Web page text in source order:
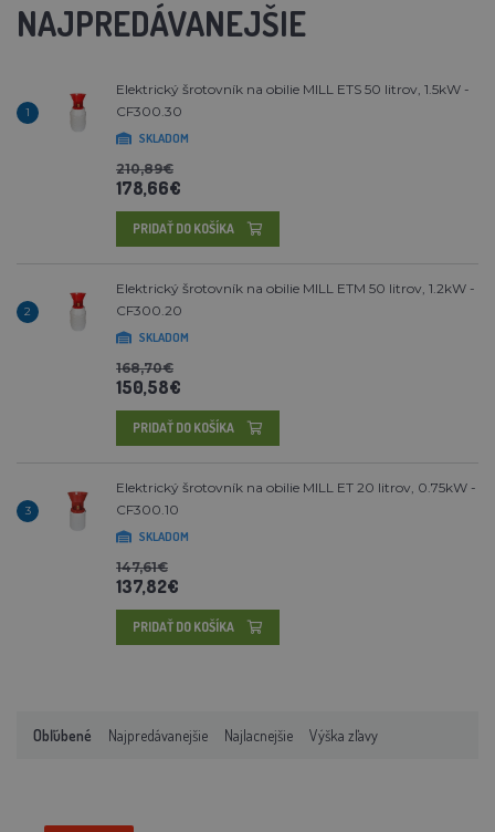
NAJPREDÁVANEJŠIE
1
Elektrický šrotovník na obilie MILL ETS 50 litrov, 1.5kW -
CF300.30
SKLADOM
210,89€
178,66€
PRIDAŤ DO KOŠÍKA
2
Elektrický šrotovník na obilie MILL ETM 50 litrov, 1.2kW -
CF300.20
SKLADOM
168,70€
150,58€
PRIDAŤ DO KOŠÍKA
3
Elektrický šrotovník na obilie MILL ET 20 litrov, 0.75kW -
CF300.10
SKLADOM
147,61€
137,82€
PRIDAŤ DO KOŠÍKA
Obľúbené Najpredávanejšie Najlacnejšie Výška zľavy